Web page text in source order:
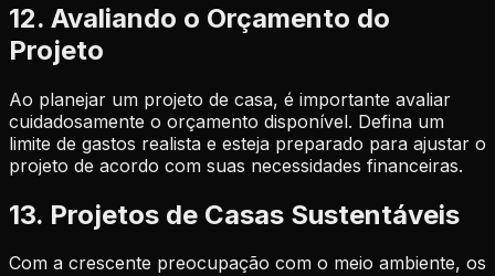
12. Avaliando o Orçamento do
Projeto
Ao planejar um projeto de casa, é importante avaliar
cuidadosamente o orçamento disponível. Defina um
limite de gastos realista e esteja preparado para ajustar o
projeto de acordo com suas necessidades financeiras.
13. Projetos de Casas Sustentáveis
Com a crescente preocupação com o meio ambiente, os